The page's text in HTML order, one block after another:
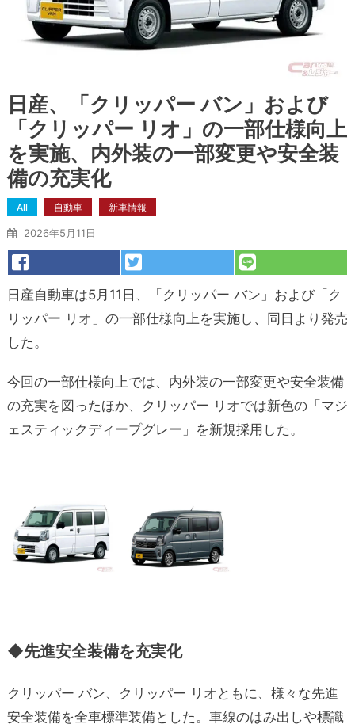
日産、「クリッパー バン」および
「クリッパー リオ」の一部仕様向上
を実施、内外装の一部変更や安全装
備の充実化
All 自動車 新車情報
2026年5月11日
日産自動車は5月11日、「クリッパー バン」および「ク
リッパー リオ」の一部仕様向上を実施し、同日より発売
した。
今回の一部仕様向上では、内外装の一部変更や安全装備
の充実を図ったほか、クリッパー リオでは新色の「マジ
ェスティックディープグレー」を新規採用した。
◆先進安全装備を充実化
クリッパー バン、クリッパー リオともに、様々な先進
安全装備を全車標準装備とした。車線のはみ出しや標識